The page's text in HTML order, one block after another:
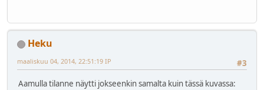
Heku
#3
maaliskuu 04, 2014, 22:51:19 IP
Aamulla tilanne näytti jokseenkin samalta kuin tässä kuvassa: